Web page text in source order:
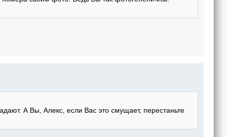
А Вы, Алекс, если Вас это смущает, перестаньте